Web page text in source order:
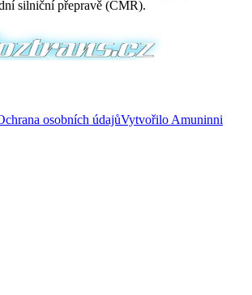
silniční přepravě (CMR).
osobních údajůVytvořilo Amuninni